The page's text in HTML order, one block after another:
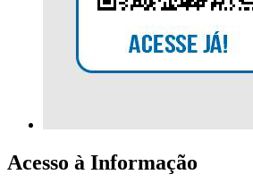
Acesso à Informação